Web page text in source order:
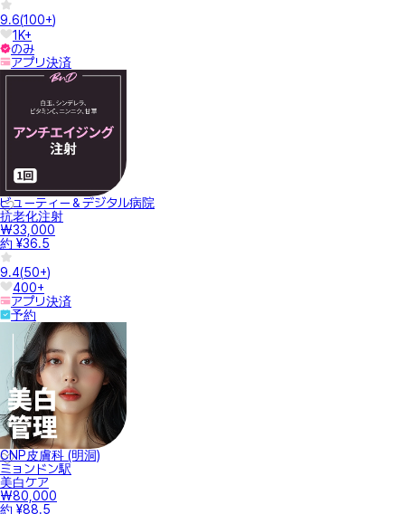
9.6(100+)
1K+
のみ
アプリ決済
ビューティー＆デジタル病院
抗老化注射
₩33,000
約 ¥36.5
9.4(50+)
400+
アプリ決済
予約
CNP皮膚科 (明洞)
ミョンドン駅
美白ケア
₩80,000
約 ¥88.5